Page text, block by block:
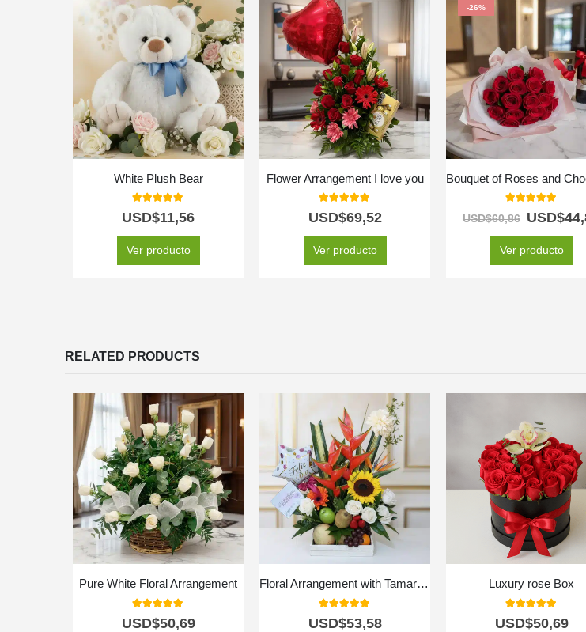
White Plush Bear
out of 5
USD$11,56
Ver producto
Flower Arrangement I love you
out of 5
USD$69,52
Ver producto
-26%
out of 5
USD$60,86 USD$
Ver producto
RELATED PRODUCTS
Pure White Floral Arrangement
USD$50,69
Floral Arrangement with Tamarillo Fruits
USD$53,58
Luxury rose Box
USD$50,69